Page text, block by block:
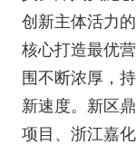
创新主体活力
核心打造最优
围不断浓厚，
新速度。新区
项目、浙江嘉